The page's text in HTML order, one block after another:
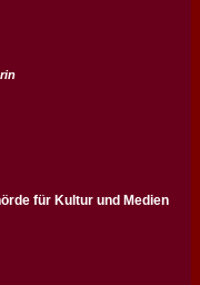
für Kultur und Medien